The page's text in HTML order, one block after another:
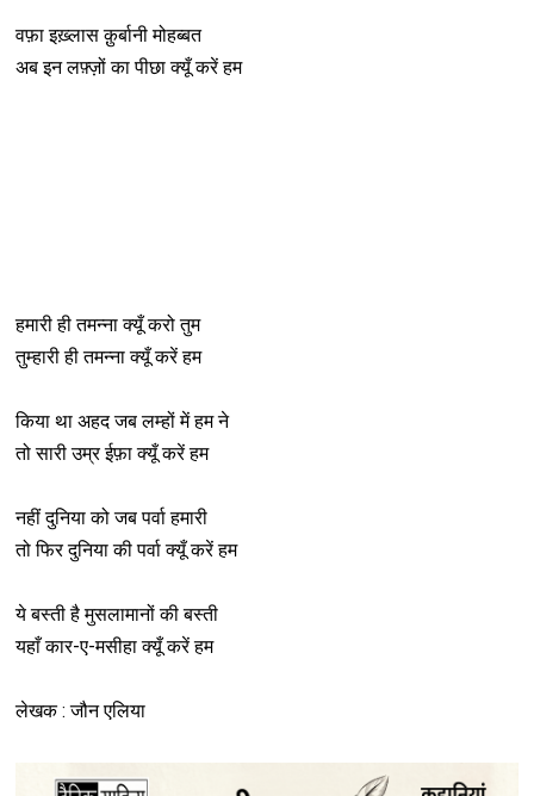
वफ़ा इख़्लास क़ुर्बानी मोहब्बत
अब इन लफ़्ज़ों का पीछा क्यूँ करें हम
हमारी ही तमन्ना क्यूँ करो तुम
तुम्हारी ही तमन्ना क्यूँ करें हम
किया था अहद जब लम्हों में हम ने
तो सारी उम्र ईफ़ा क्यूँ करें हम
नहीं दुनिया को जब पर्वा हमारी
तो फिर दुनिया की पर्वा क्यूँ करें हम
ये बस्ती है मुसलामानों की बस्ती
यहाँ कार-ए-मसीहा क्यूँ करें हम
लेखक : जौन एलिया